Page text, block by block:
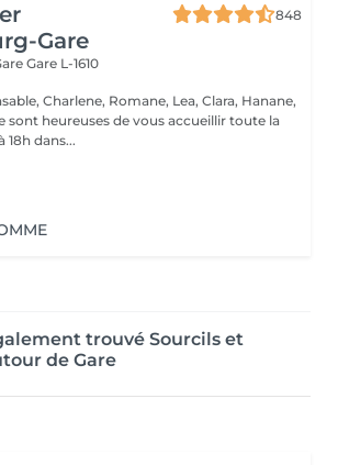
Gare
848
Gare L-1610
Charlene, Romane, Lea, Clara, Hanane,
sont heureuses de vous accueillir toute la
18h dans...
trouvé Sourcils et
de Gare